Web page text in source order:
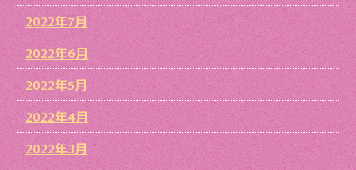
2022年7月
2022年6月
2022年5月
2022年4月
2022年3月